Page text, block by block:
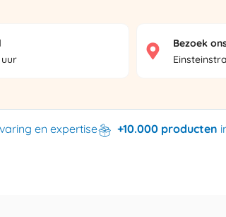
Bezoek
en expertise +10.000 producten